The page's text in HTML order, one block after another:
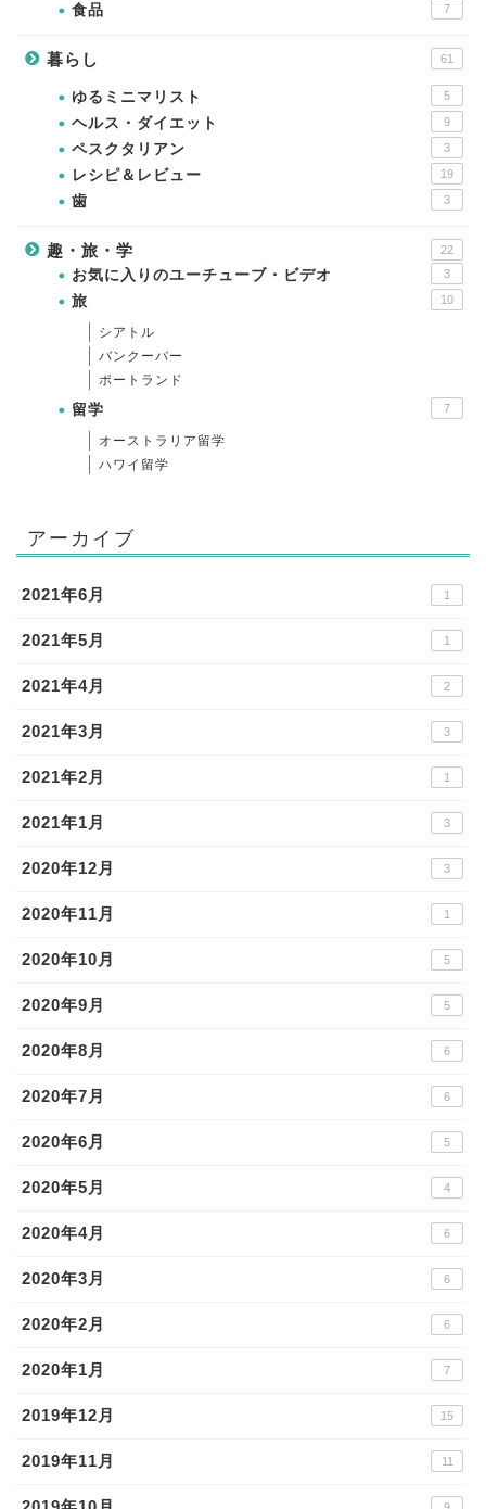
食品 7
暮らし 61
ゆるミニマリスト 5
ヘルス・ダイエット 9
ペスクタリアン 3
レシピ＆レビュー 19
歯 3
趣・旅・学 22
お気に入りのユーチューブ・ビデオ 3
旅 10
シアトル
バンクーバー
ポートランド
留学 7
オーストラリア留学
ハワイ留学
アーカイブ
2021年6月 1
2021年5月 1
2021年4月 2
2021年3月 3
2021年2月 1
2021年1月 3
2020年12月 3
2020年11月 1
2020年10月 5
2020年9月 5
2020年8月 6
2020年7月 6
2020年6月 5
2020年5月 4
2020年4月 6
2020年3月 6
2020年2月 6
2020年1月 7
2019年12月 15
2019年11月 11